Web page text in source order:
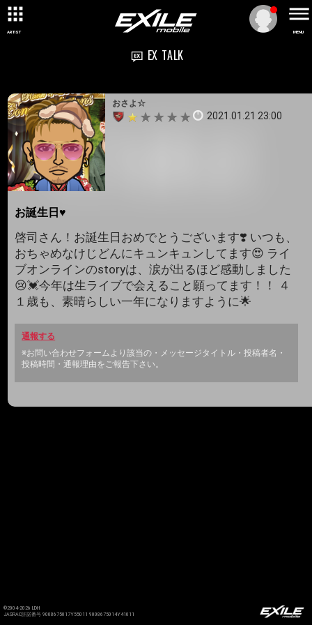
ARTIST MENU
EX TALK
おさよ☆
2021.01.21 23:00
お誕生日♥️
啓司さん！お誕生日おめでとうございます❣️ いつも、
おちゃめなけじどんにキュンキュンしてます😍 ライ
ブオンラインのstoryは、涙が出るほど感動しました
😢💓今年は生ライブで会えること願ってます！！ ４
１歳も、素晴らしい一年になりますように🌟
通報する
※お問い合わせフォームより該当の・メッセージタイトル・投稿者名・
投稿時間・通報理由をご報告下さい。
©2004-2026 LDH
JASRAC許諾番号 9008675017Y55011 9008675014Y41011